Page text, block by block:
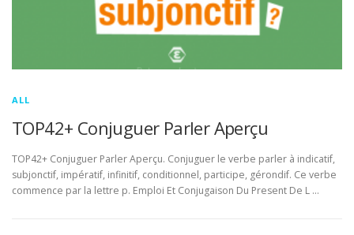
ALL
TOP42+ Conjuguer Parler Aperçu
TOP42+ Conjuguer Parler Aperçu. Conjuguer le verbe parler à indicatif,
subjonctif, impératif, infinitif, conditionnel, participe, gérondif. Ce verbe
commence par la lettre p. Emploi Et Conjugaison Du Present De L …